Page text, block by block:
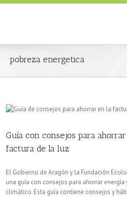
pobreza energetica
Guía con consejos para
factura de la luz
El Gobierno de Aragón y la Fundación
una guía con consejos para ahorrar
climático. Esta guía contiene consejos y